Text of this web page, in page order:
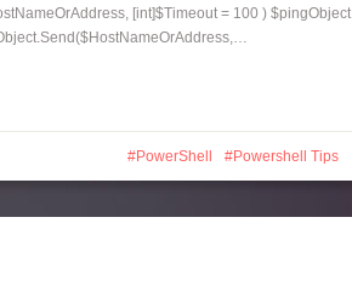
[int]$Timeout = 100 ) $pingObject
PowerShell Powershell Tips